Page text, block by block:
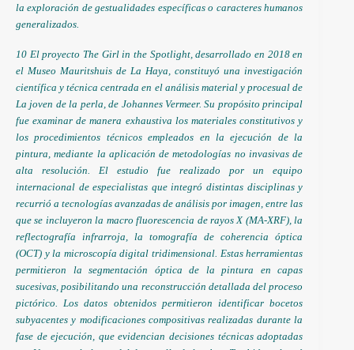
la exploración de gestualidades específicas o caracteres humanos
generalizados.
10 El proyecto The Girl in the Spotlight, desarrollado en 2018 en
el Museo Mauritshuis de La Haya, constituyó una investigación
científica y técnica centrada en el análisis material y procesual de
La joven de la perla, de Johannes Vermeer. Su propósito principal
fue examinar de manera exhaustiva los materiales constitutivos y
los procedimientos técnicos empleados en la ejecución de la
pintura, mediante la aplicación de metodologías no invasivas de
alta resolución. El estudio fue realizado por un equipo
internacional de especialistas que integró distintas disciplinas y
recurrió a tecnologías avanzadas de análisis por imagen, entre las
que se incluyeron la macro fluorescencia de rayos X (MA-XRF), la
reflectografía infrarroja, la tomografía de coherencia óptica
(OCT) y la microscopía digital tridimensional. Estas herramientas
permitieron la segmentación óptica de la pintura en capas
sucesivas, posibilitando una reconstrucción detallada del proceso
pictórico. Los datos obtenidos permitieron identificar bocetos
subyacentes y modificaciones compositivas realizadas durante la
fase de ejecución, que evidencian decisiones técnicas adoptadas